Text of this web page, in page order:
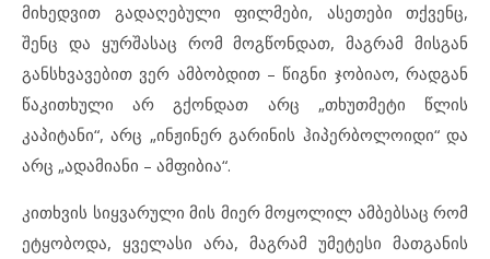
მიხედვით გადაღებული ფილმები, ასეთები თქვენც,
შენც და ყურშასაც რომ მოგწონდათ, მაგრამ მისგან
განსხვავებით ვერ ამბობდით – წიგნი ჯობიაო, რადგან
წაკითხული არ გქონდათ არც „თხუთმეტი წლის
კაპიტანი“, არც „ინჟინერ გარინის ჰიპერბოლოიდი“ და
არც „ადამიანი – ამფიბია“.
კითხვის სიყვარული მის მიერ მოყოლილ ამბებსაც რომ
ეტყობოდა, ყველასი არა, მაგრამ უმეტესი მათგანის